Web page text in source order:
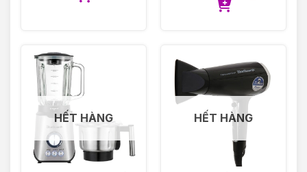
HẾT HÀNG HẾT HÀNG